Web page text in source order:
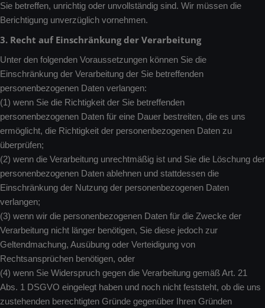
Sie betreffen, unrichtig oder unvollständig sind. Wir müssen die
Berichtigung unverzüglich vornehmen.
3. Recht auf Einschränkung der Verarbeitung
Unter den folgenden Voraussetzungen können Sie die
Einschränkung der Verarbeitung der Sie betreffenden
personenbezogenen Daten verlangen:
(1) wenn Sie die Richtigkeit der Sie betreffenden
personenbezogenen Daten für eine Dauer bestreiten, die es uns
ermöglicht, die Richtigkeit der personenbezogenen Daten zu
überprüfen;
(2) wenn die Verarbeitung unrechtmäßig ist und Sie die Löschung der
personenbezogenen Daten ablehnen und stattdessen die
Einschränkung der Nutzung der personenbezogenen Daten
verlangen;
(3) wenn wir die personenbezogenen Daten für die Zwecke der
Verarbeitung nicht länger benötigen, Sie diese jedoch zur
Geltendmachung, Ausübung oder Verteidigung von
Rechtsansprüchen benötigen, oder
(4) wenn Sie Widerspruch gegen die Verarbeitung gemäß Art. 21
Abs. 1 DSGVO eingelegt haben und noch nicht feststeht, ob die uns
zustehenden berechtigten Gründe gegenüber Ihren Gründen